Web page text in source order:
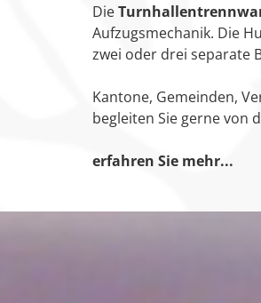
Die
Aufzugsmechanik. Die
zwei oder drei separate
Kantone, Gemeinden,
begleiten Sie gerne von
erfahren Sie mehr...